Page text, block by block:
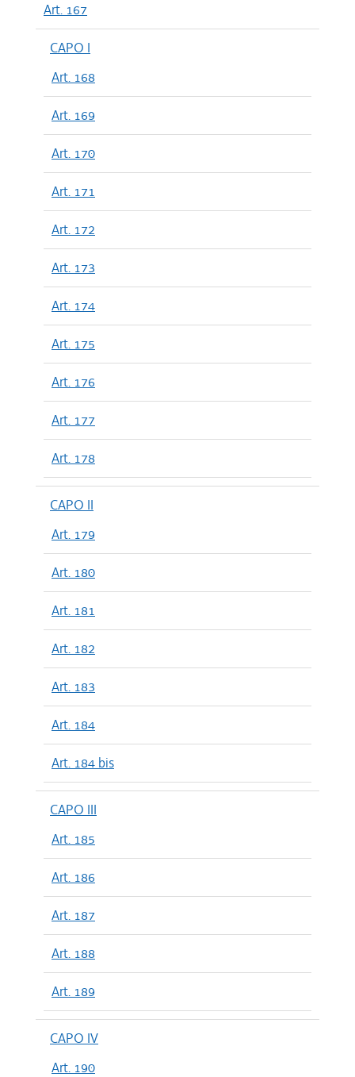
Art. 167
CAPO I
Art. 168
Art. 169
Art. 170
Art. 171
Art. 172
Art. 173
Art. 174
Art. 175
Art. 176
Art. 177
Art. 178
CAPO II
Art. 179
Art. 180
Art. 181
Art. 182
Art. 183
Art. 184
Art. 184 bis
CAPO III
Art. 185
Art. 186
Art. 187
Art. 188
Art. 189
CAPO IV
Art. 190